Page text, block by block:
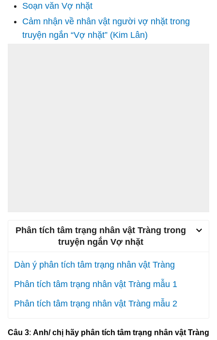
Soạn văn Vợ nhặt
Cảm nhận về nhân vật người vợ nhặt trong
truyện ngắn “Vợ nhặt” (Kim Lân)
Phân tích tâm trạng nhân vật Tràng trong
truyện ngắn Vợ nhặt
Dàn ý phân tích tâm trạng nhân vật Tràng
Phân tích tâm trạng nhân vật Tràng mẫu 1
Phân tích tâm trạng nhân vật Tràng mẫu 2
Câu 3: Anh/ chị hãy phân tích tâm trạng nhân vật Tràng